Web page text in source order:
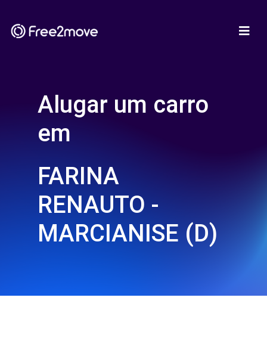
Alugar um carro
em
FARINA
RENAUTO -
MARCIANISE (D)